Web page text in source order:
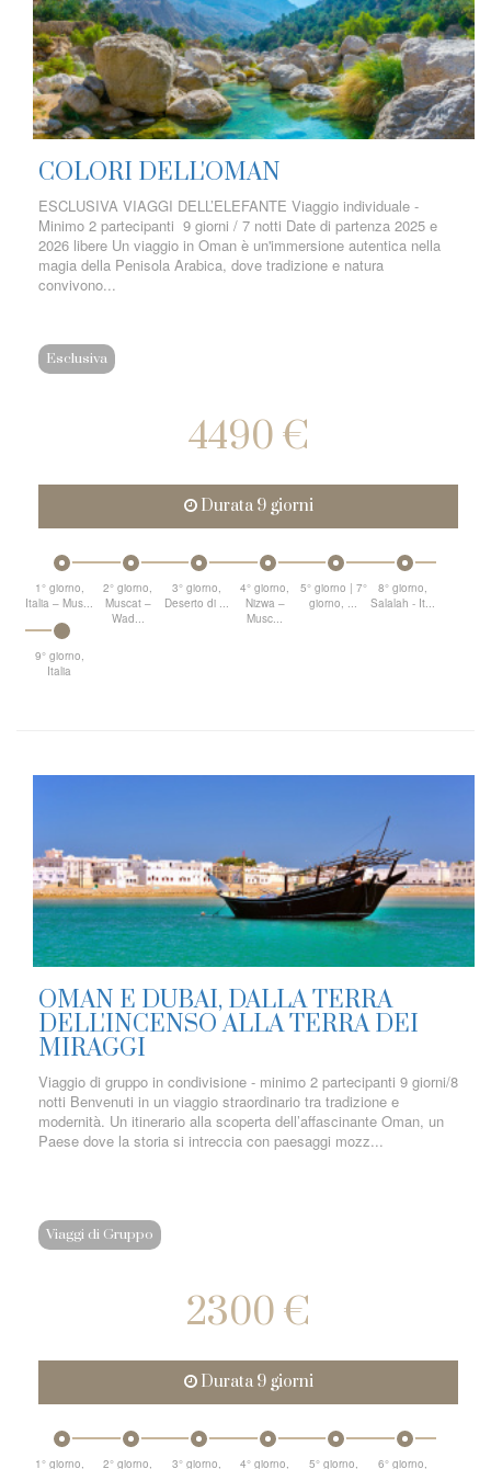
COLORI DELL'OMAN
ESCLUSIVA VIAGGI DELL’ELEFANTE Viaggio individuale -
Minimo 2 partecipanti 9 giorni / 7 notti Date di partenza 2025 e
2026 libere Un viaggio in Oman è un'immersione autentica nella
magia della Penisola Arabica, dove tradizione e natura
convivono...
Esclusiva
4490 €
Durata 9 giorni
1° giorno,
Italia – Mus...
2° giorno,
Muscat –
Wad...
3° giorno,
Deserto di ...
4° giorno,
Nizwa –
Musc...
5° giorno | 7°
giorno, ...
8° giorno,
Salalah - It...
9° giorno,
Italia
OMAN E DUBAI, DALLA TERRA
DELL'INCENSO ALLA TERRA DEI
MIRAGGI
Viaggio di gruppo in condivisione - minimo 2 partecipanti 9 giorni/8
notti Benvenuti in un viaggio straordinario tra tradizione e
modernità. Un itinerario alla scoperta dell’affascinante Oman, un
Paese dove la storia si intreccia con paesaggi mozz...
Viaggi di Gruppo
2300 €
Durata 9 giorni
1° giorno, 2° giorno, 3° giorno, 4° giorno, 5° giorno, 6° giorno,